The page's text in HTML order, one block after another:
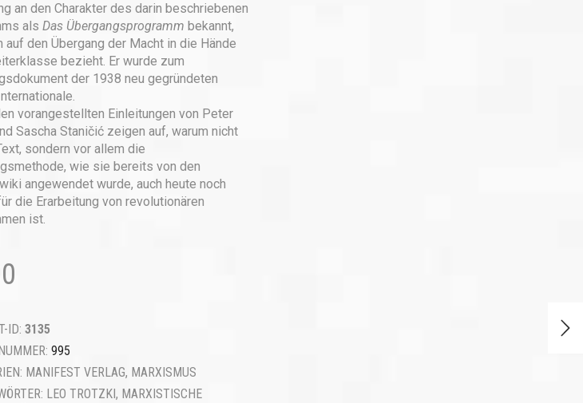
an den Charakter des darin beschriebenen
als Das Übergangsprogramm bekannt,
auf den Übergang der Macht in die Hände
bezieht. Er wurde zum
der 1938 neu gegründeten
vorangestellten Einleitungen von Peter
Sascha Staničić zeigen auf, warum nicht
sondern vor allem die
wie sie bereits von den
angewendet wurde, auch heute noch
die Erarbeitung von revolutionären
ist.
ID: 3135
995
MANIFEST VERLAG, MARXISMUS
LEO TROTZKI, MARXISTISCHE